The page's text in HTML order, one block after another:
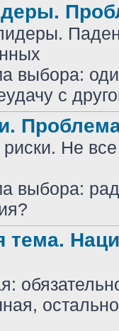
выбора:
с
Не
выбора:
тема.